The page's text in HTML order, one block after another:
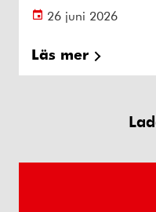
26 juni 2026
Läs mer